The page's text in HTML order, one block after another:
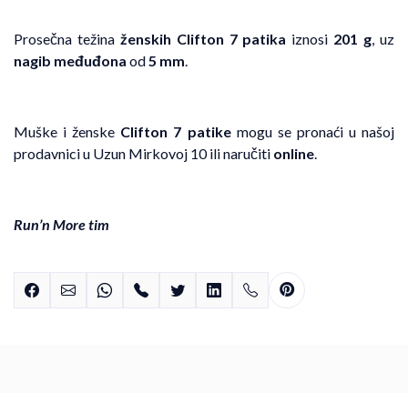
Prosečna težina ženskih Clifton 7 patika iznosi 201 g, uz
nagib međuđona od5 mm.
Muške i ženske Clifton 7 patike mogu se pronaći u našoj
prodavnici u Uzun Mirkovoj 10 ili naručiti online.
Run’n More tim